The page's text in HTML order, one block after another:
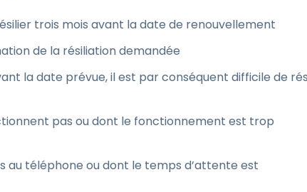
trois mois avant la date de renouvellement
de la résiliation demandée
la date prévue, il est par conséquent difficile de
pas ou dont le fonctionnement est trop
au téléphone ou dont le temps d’attente est